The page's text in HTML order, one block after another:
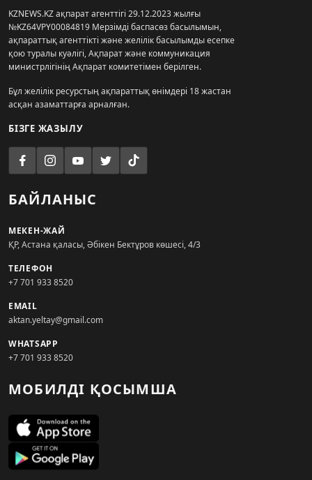
KZNEWS.KZ ақпарат агенттігі 29.12.2023 жылғы
№KZ64VPY00084819 Мерзімді баспасөз басылымын,
ақпараттық агенттікті және желілік басылымды есепке
қою туралы куәлігі, Ақпарат және коммуникация
министрлігінің Ақпарат комитетімен берілген.
Бұл желілік ресурстың ақпараттық өнімдері 18 жастан
асқан азаматтарға арналған.
БІЗГЕ ЖАЗЫЛУ
БАЙЛАНЫС
МЕКЕН-ЖАЙ
ҚР, Астана қаласы, Әбікен Бектұров көшесі, 4/3
ТЕЛЕФОН
+7 701 933 8520
EMAIL
aktan.yeltay@gmail.com
WHATSAPP
+7 701 933 8520
МОБИЛДІ ҚОСЫМША